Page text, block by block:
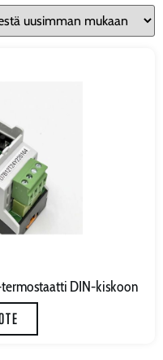
DIN-kiskoon